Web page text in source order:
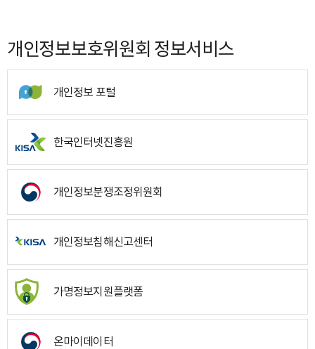
개인정보보호위원회 정보서비스
개인정보 포털
한국인터넷진흥원
개인정보분쟁조정위원회
개인정보침해신고센터
가명정보지원플랫폼
온마이데이터